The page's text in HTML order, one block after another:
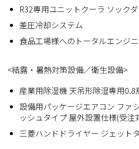
R32専用ユニットクーラ ソック
差圧冷却システム
食品工場様へのトータルエンジ
<結露・暑熱対策設備／衛生設備>
産業用除湿機 天吊形除湿専用0.8
設備用パッケージエアコン ファ
ッシュタイプ 屋外設置仕様(受注
三菱ハンドドライヤー ジェット